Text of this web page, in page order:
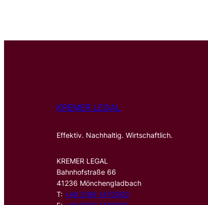
KREMER LEGAL
Effektiv. Nachhaltig. Wirtschaftlich.
KREMER LEGAL
Bahnhofstraße 66
41236 Mönchengladbach
T: +49 2166 1470500